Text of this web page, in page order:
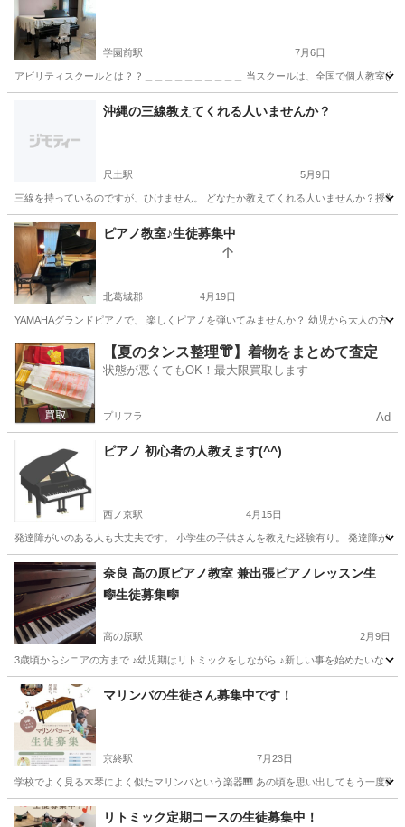
学園前駅 7月6日
アビリティスクールとは？？＿＿＿＿＿＿＿＿＿＿ 当スクールは、全国で個人教室(
学園前駅 ピアノ レッスン
沖縄の三線教えてくれる人いませんか？
尺土駅 5月9日
三線を持っているのですが、ひけません。 どなたか教えてくれる人いませんか？授
奈良 葛城市 尺土駅 三味線 三線
ピアノ教室♪生徒募集中
北葛城郡 4月19日
YAMAHAグランドピアノで、 楽しくピアノを弾いてみませんか？ 幼児から大人の方
奈良 北葛城郡 ピアノ レッスン
【夏のタンス整理👘】着物をまとめて査定
状態が悪くてもOK！最大限買取します
プリフラ Ad
ピアノ 初心者の人教えます(^^)
西ノ京駅 4月15日
発達障がいのある人も大丈夫です。 小学生の子供さんを教えた経験有り。 発達障が
奈良 奈良市 西ノ京駅 ピアノ 初心者
奈良 高の原ピアノ教室 兼出張ピアノレッスン生
🎼生徒募集🎼
高の原駅 2月9日
3歳頃からシニアの方まで ♪幼児期はリトミックをしながら ♪新しい事を始めたいな…
奈良 奈良市 高の原駅 ピアノ 幼児
マリンバの生徒さん募集中です！
京終駅 7月23日
学校でよく見る木琴によく似たマリンバという楽器🎹 あの頃を思い出してもう一度
奈良 奈良市 京終駅 その他 マリンバ
リトミック定期コースの生徒募集中！